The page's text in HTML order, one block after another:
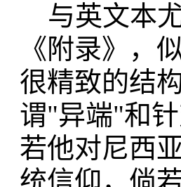
与英文本
《附录》，
很精致的结
谓"异端"和
若他对尼西